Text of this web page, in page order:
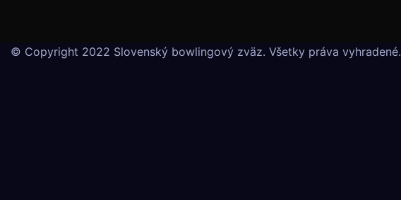
© Copyright 2022 Slovenský bowlingový zväz. Všetky práva vyhradené.